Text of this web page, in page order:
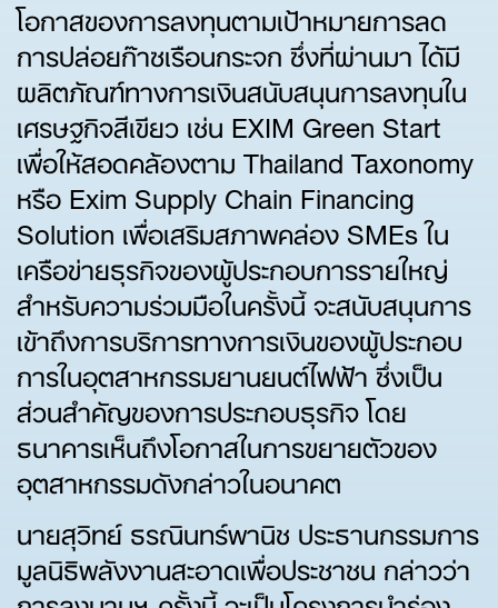
โอกาสของการลงทุนตามเป้าหมายการลด
การปล่อยก๊าซเรือนกระจก ซึ่งที่ผ่านมา ได้มี
ผลิตภัณฑ์ทางการเงินสนับสนุนการลงทุนใน
เศรษฐกิจสีเขียว เช่น EXIM Green Start
เพื่อให้สอดคล้องตาม Thailand Taxonomy
หรือ Exim Supply Chain Financing
Solution เพื่อเสริมสภาพคล่อง SMEs ใน
เครือข่ายธุรกิจของผู้ประกอบการรายใหญ่
สำหรับความร่วมมือในครั้งนี้ จะสนับสนุนการ
เข้าถึงการบริการทางการเงินของผู้ประกอบ
การในอุตสาหกรรมยานยนต์ไฟฟ้า ซึ่งเป็น
ส่วนสำคัญของการประกอบธุรกิจ โดย
ธนาคารเห็นถึงโอกาสในการขยายตัวของ
อุตสาหกรรมดังกล่าวในอนาคต
นายสุวิทย์ ธรณินทร์พานิช ประธานกรรมการ
มูลนิธิพลังงานสะอาดเพื่อประชาชน กล่าวว่า